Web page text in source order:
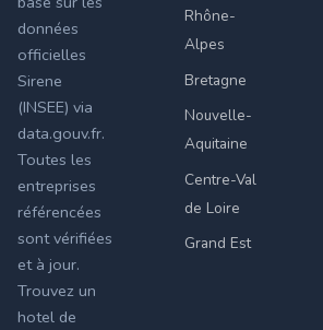
données
officielles
Sirene
(INSEE) via
data.gouv.fr.
Toutes les
entreprises
référencées
sont vérifiées
et à jour.
Trouvez un
hotel de
Rhône-
Alpes
Bretagne
Nouvelle-
Aquitaine
Centre-Val
de Loire
Grand Est